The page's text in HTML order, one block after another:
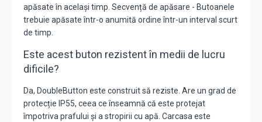
apăsate în același timp. Secvență de apăsare - Butoanele
trebuie apăsate într-o anumită ordine într-un interval scurt
de timp.
Este acest buton rezistent în medii de lucru
dificile?
Da, DoubleButton este construit să reziste. Are un grad de
protecție IP55, ceea ce înseamnă că este protejat
împotriva prafului și a stropirii cu apă. Carcasa este